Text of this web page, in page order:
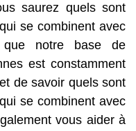
saurez quels sont
se combinent avec
notre base de
est constamment
de savoir quels sont
se combinent avec
vous aider à